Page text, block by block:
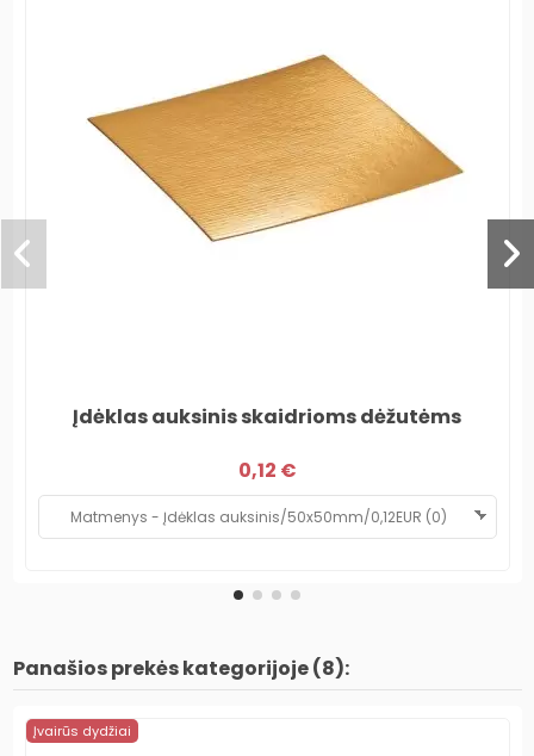
Įdėklas auksinis skaidrioms dėžutėms
0,12 €
Panašios prekės kategorijoje (8):
Įvairūs dydžiai